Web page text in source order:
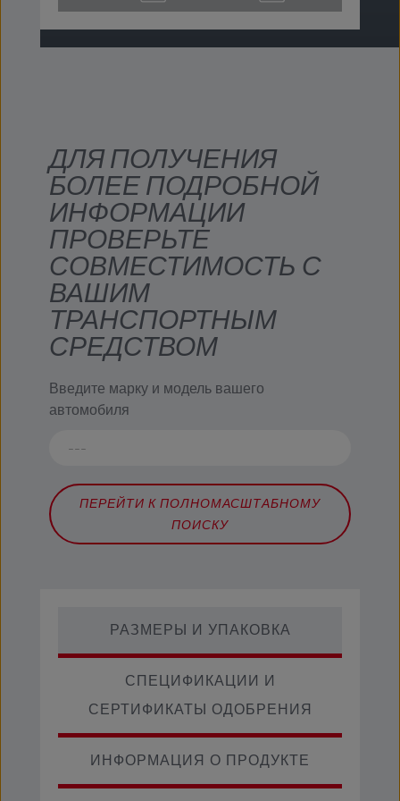
ДЛЯ ПОЛУЧЕНИЯ
БОЛЕЕ ПОДРОБНОЙ
ИНФОРМАЦИИ
ПРОВЕРЬТЕ
СОВМЕСТИМОСТЬ С
ВАШИМ
ТРАНСПОРТНЫМ
СРЕДСТВОМ
Введите марку и модель вашего
автомобиля
ПЕРЕЙТИ К ПОЛНОМАСШТАБНОМУ
ПОИСКУ
РАЗМЕРЫ И УПАКОВКА
СПЕЦИФИКАЦИИ И
СЕРТИФИКАТЫ ОДОБРЕНИЯ
ИНФОРМАЦИЯ О ПРОДУКТЕ